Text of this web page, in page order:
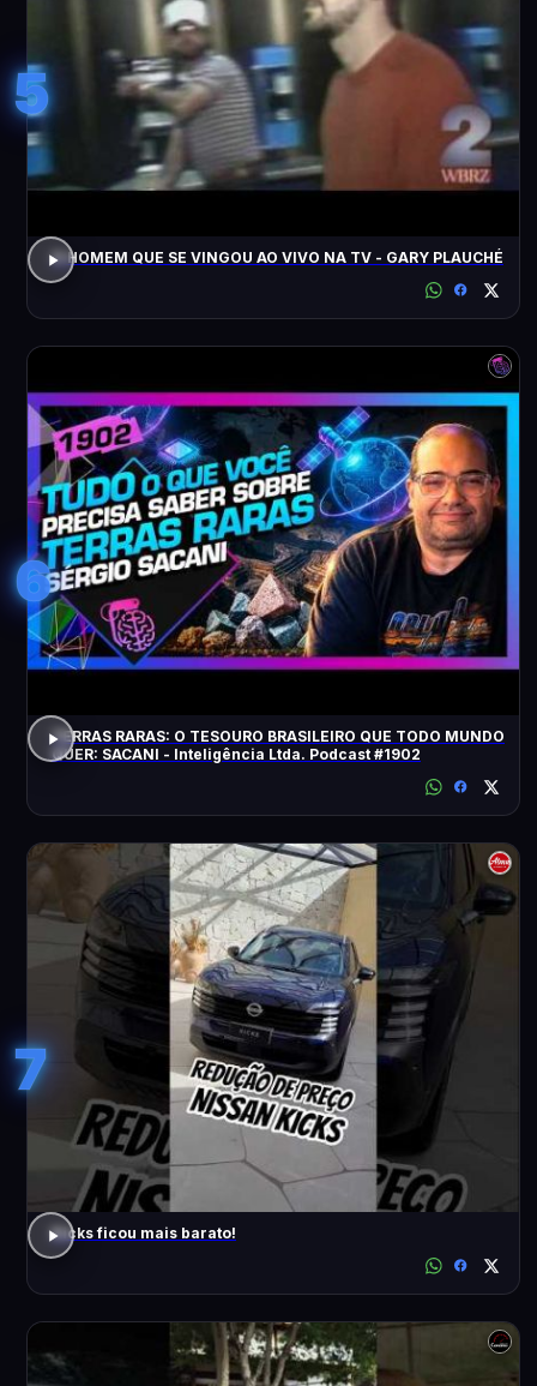
5
O HOMEM QUE SE VINGOU AO VIVO NA TV - GARY PLAUCHÉ
6
TERRAS RARAS: O TESOURO BRASILEIRO QUE TODO MUNDO
QUER: SACANI - Inteligência Ltda. Podcast #1902
7
Kicks ficou mais barato!